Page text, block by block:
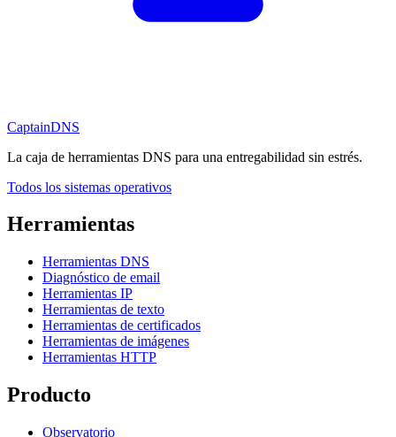
CaptainDNS
La caja de herramientas DNS para una entregabilidad sin estrés.
Todos los sistemas operativos
Herramientas
Herramientas DNS
Diagnóstico de email
Herramientas IP
Herramientas de texto
Herramientas de certificados
Herramientas de imágenes
Herramientas HTTP
Producto
Observatorio